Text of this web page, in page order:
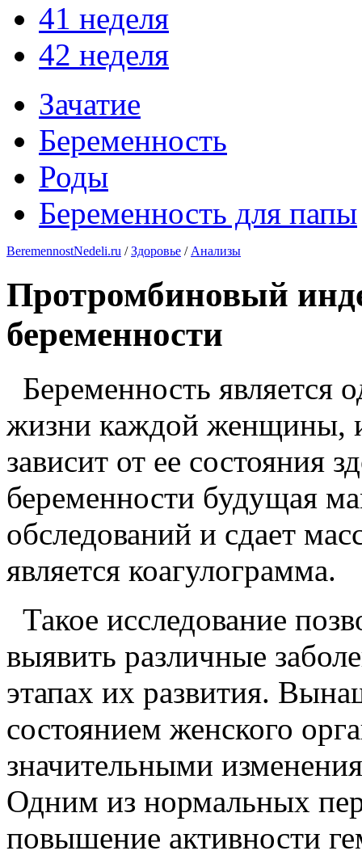
41 неделя
42 неделя
Зачатие
Беременность
Роды
Беременность для папы
BeremennostNedeli.ru / Здоровье / Анализы
Протромбиновый
беременности
Беременность является
жизни каждой женщины,
зависит от ее состояния
беременности будущая
обследований и сдает
является коагулограмма.
Такое исследование
выявить различные
этапах их развития.
состоянием женского
значительными
Одним из нормальных
повышение активности